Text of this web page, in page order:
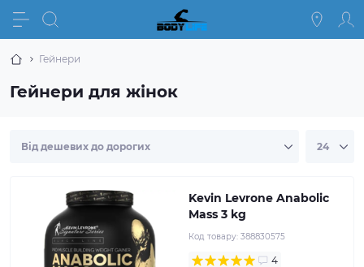
Гейнери
Гейнери для жінок
Kevin Levrone Anabolic
Mass 3 kg
Код товару: 388830575
4